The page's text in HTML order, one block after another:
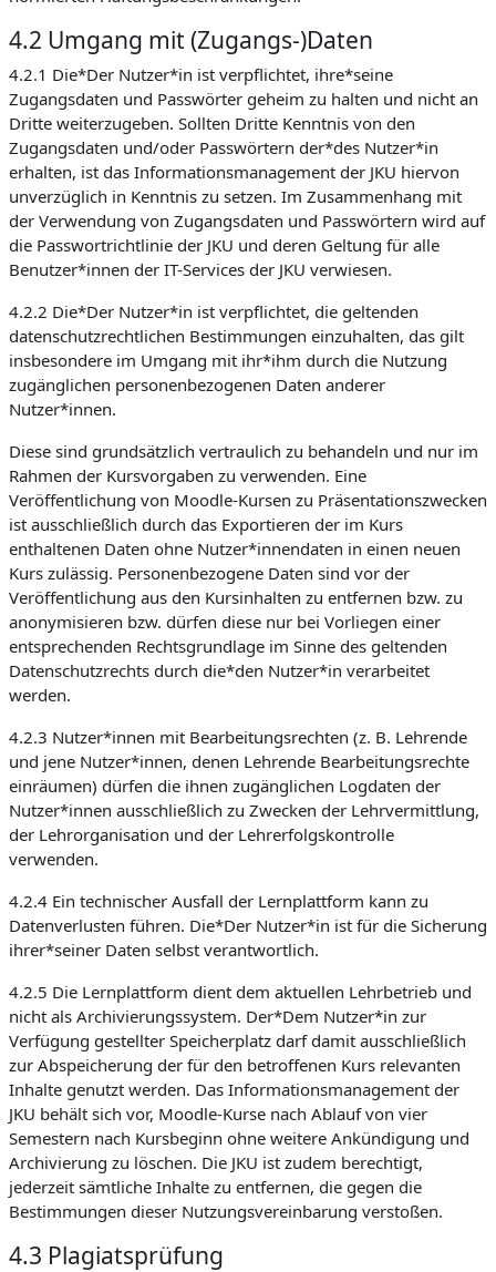
4.2 Umgang mit (Zugangs-)Daten
4.2.1 Die*Der Nutzer*in ist verpflichtet, ihre*seine
Zugangsdaten und Passwörter geheim zu halten und nicht an
Dritte weiterzugeben. Sollten Dritte Kenntnis von den
Zugangsdaten und/oder Passwörtern der*des Nutzer*in
erhalten, ist das Informationsmanagement der JKU hiervon
unverzüglich in Kenntnis zu setzen. Im Zusammenhang mit
der Verwendung von Zugangsdaten und Passwörtern wird auf
die Passwortrichtlinie der JKU und deren Geltung für alle
Benutzer*innen der IT-Services der JKU verwiesen.
4.2.2 Die*Der Nutzer*in ist verpflichtet, die geltenden
datenschutzrechtlichen Bestimmungen einzuhalten, das gilt
insbesondere im Umgang mit ihr*ihm durch die Nutzung
zugänglichen personenbezogenen Daten anderer
Nutzer*innen.
Diese sind grundsätzlich vertraulich zu behandeln und nur im
Rahmen der Kursvorgaben zu verwenden. Eine
Veröffentlichung von Moodle-Kursen zu Präsentationszwecken
ist ausschließlich durch das Exportieren der im Kurs
enthaltenen Daten ohne Nutzer*innendaten in einen neuen
Kurs zulässig. Personenbezogene Daten sind vor der
Veröffentlichung aus den Kursinhalten zu entfernen bzw. zu
anonymisieren bzw. dürfen diese nur bei Vorliegen einer
entsprechenden Rechtsgrundlage im Sinne des geltenden
Datenschutzrechts durch die*den Nutzer*in verarbeitet
werden.
4.2.3 Nutzer*innen mit Bearbeitungsrechten (z. B. Lehrende
und jene Nutzer*innen, denen Lehrende Bearbeitungsrechte
einräumen) dürfen die ihnen zugänglichen Logdaten der
Nutzer*innen ausschließlich zu Zwecken der Lehrvermittlung,
der Lehrorganisation und der Lehrerfolgskontrolle
verwenden.
4.2.4 Ein technischer Ausfall der Lernplattform kann zu
Datenverlusten führen. Die*Der Nutzer*in ist für die Sicherung
ihrer*seiner Daten selbst verantwortlich.
4.2.5 Die Lernplattform dient dem aktuellen Lehrbetrieb und
nicht als Archivierungssystem. Der*Dem Nutzer*in zur
Verfügung gestellter Speicherplatz darf damit ausschließlich
zur Abspeicherung der für den betroffenen Kurs relevanten
Inhalte genutzt werden. Das Informationsmanagement der
JKU behält sich vor, Moodle-Kurse nach Ablauf von vier
Semestern nach Kursbeginn ohne weitere Ankündigung und
Archivierung zu löschen. Die JKU ist zudem berechtigt,
jederzeit sämtliche Inhalte zu entfernen, die gegen die
Bestimmungen dieser Nutzungsvereinbarung verstoßen.
4.3 Plagiatsprüfung